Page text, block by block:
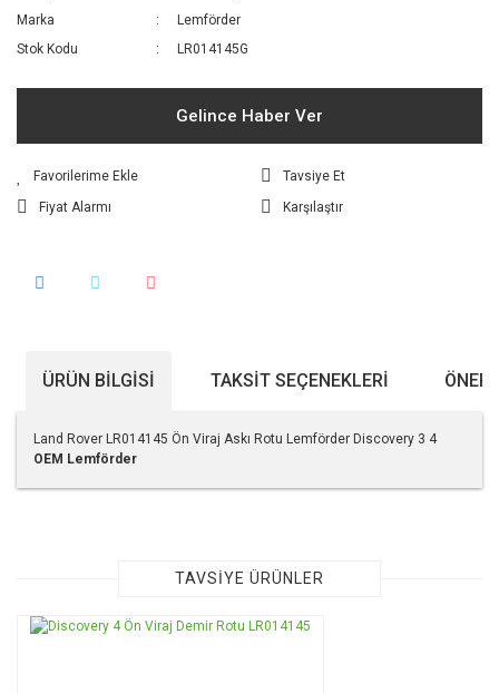
Marka
Lemförder
Stok Kodu
LR014145G
Gelince Haber Ver
Tavsiye Et
Fiyat Alarmı
Karşılaştır
ÜRÜN BILGISI TAKSIT SEÇENEKLERI
Land Rover LR014145 Ön Viraj Askı Rotu Lemförder Discovery 3 4
OEM Lemförder
Görüş ve önerileriniz için teşekkür ederiz.
Ürün resmi kalitesiz, bozuk veya görüntülenemiyor.
TAVSİYE ÜRÜNLER